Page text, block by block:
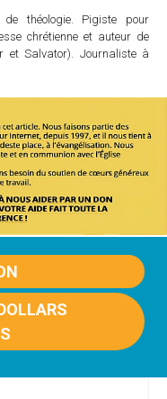
de théologie. Pigiste pour
chrétienne et auteur de
et Salvator). Journaliste à